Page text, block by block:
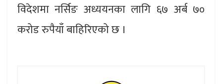
विदेशमा नर्सिङ अध्ययनका लागि ६७ अर्ब ७०
करोड रुपैयाँ बाहिरिएको छ ।